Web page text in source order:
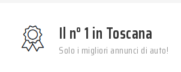
Il n° 1 in Toscana
Solo i migliori annunci di auto!